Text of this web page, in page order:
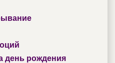
день рождения